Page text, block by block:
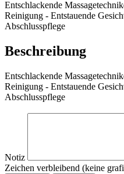
Entschlackende
Reinigung - Entstauende
Abschlusspflege
Beschreibung
Entschlackende
Reinigung - Entstauende
Abschlusspflege
Notiz
Zeichen verbleibend (keine